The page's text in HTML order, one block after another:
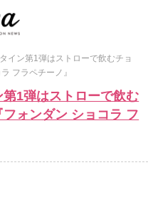
イン第1弾はストローで飲むチョ
フラペチーノ』
第1弾はストローで飲む
ォンダン ショコラ フ